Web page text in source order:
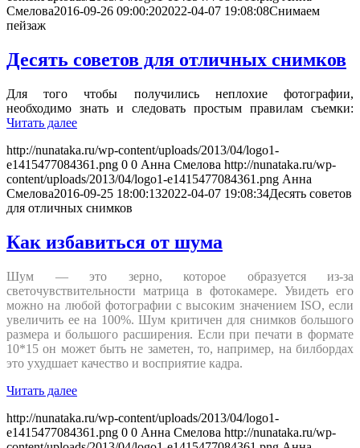
Смелова2016-09-26 09:00:202022-04-07 19:08:08Снимаем
пейзаж
Десять советов для отличных снимков
Для того чтобы получились неплохие фотографии,
необходимо знать и следовать простым правилам съемки:
Читать далее
http://nunataka.ru/wp-content/uploads/2013/04/logo1-
e1415477084361.png 0 0 Анна Смелова http://nunataka.ru/wp-
content/uploads/2013/04/logo1-e1415477084361.png Анна
Смелова2016-09-25 18:00:132022-04-07 19:08:34Десять советов
для отличных снимков
Как избавиться от шума
Шум — это зерно, которое образуется из-за
светочувствительности матрица в фотокамере. Увидеть его
можно на любой фотографии с высоким значением ISO, если
увеличить ее на 100%. Шум критичен для снимков большого
размера и большого расширения. Если при печати в формате
10*15 он может быть не заметен, то, например, на билбордах
это ухудшает качество и восприятие кадра.
Читать далее
http://nunataka.ru/wp-content/uploads/2013/04/logo1-
e1415477084361.png 0 0 Анна Смелова http://nunataka.ru/wp-